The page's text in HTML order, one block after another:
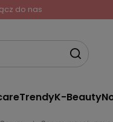
do nas
TrendyK-Beauty